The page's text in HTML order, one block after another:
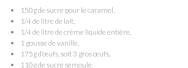
150g de sucre pour le caramel,
1/4 de litre de lait,
1/4 de litre de crème liquide entière,
1 gousse de vanille,
175g d’œufs, soit 3 gros œufs,
110g de sucre semoule.